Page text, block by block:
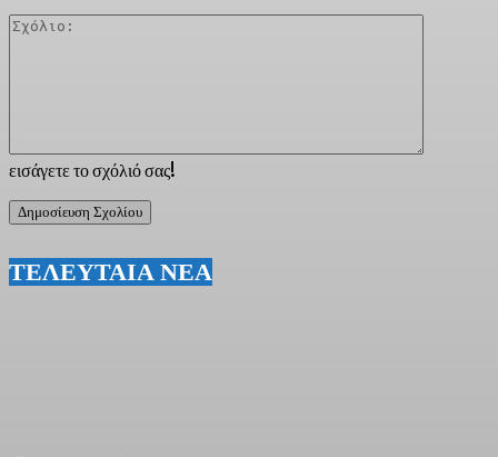
εισάγετε το σχόλιό σας!
ΤΕΛΕΥΤΑΙΑ ΝΕΑ